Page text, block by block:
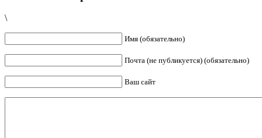
\
Имя (обязательно)
Почта (не публикуется) (обязательно)
Ваш сайт